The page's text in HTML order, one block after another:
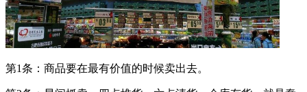
第1条：商品要在最有价值的时候卖出去。